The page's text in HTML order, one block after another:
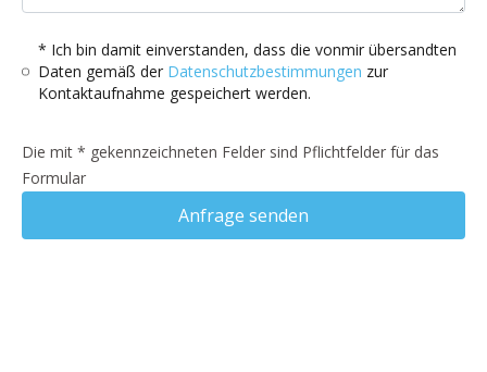
* Ich bin damit einverstanden, dass die vonmir übersandten
Daten gemäß der Datenschutzbestimmungen zur
Kontaktaufnahme gespeichert werden.
Die mit * gekennzeichneten Felder sind Pflichtfelder für das
Formular
Anfrage senden